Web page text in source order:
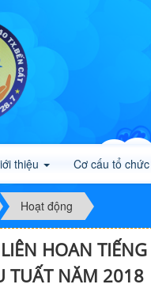
thiệu Cơ cấu tổ chức
Hoạt động
HOAN
TUẤT NĂM 2018